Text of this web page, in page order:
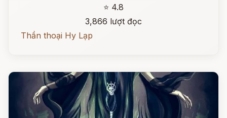
⭐ 4.8
3,866 lượt đọc
Thần thoại Hy Lạp